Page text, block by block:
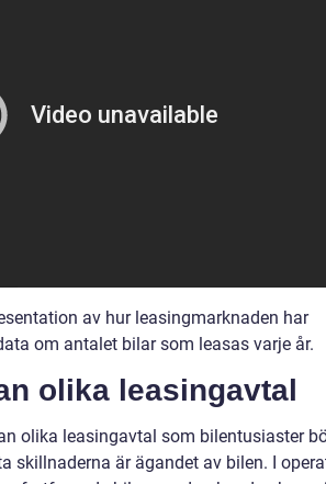
av hur leasingmarknaden har
om antalet bilar som leasas varje år.
olika leasingavtal
olika leasingavtal som bilentusiaster
skillnaderna är ägandet av bilen. I